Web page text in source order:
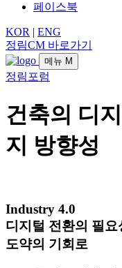
페이스북
KOR | ENG
정림CM 바로가기
메뉴 M
정림포럼
건축의 디
지 방향성
Industry 4.0
디지털 전환의 필요
도약의 기회로